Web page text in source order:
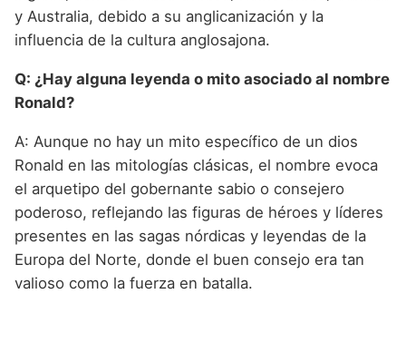
y Australia, debido a su anglicanización y la
influencia de la cultura anglosajona.
Q: ¿Hay alguna leyenda o mito asociado al nombre
Ronald?
A: Aunque no hay un mito específico de un dios
Ronald en las mitologías clásicas, el nombre evoca
el arquetipo del gobernante sabio o consejero
poderoso, reflejando las figuras de héroes y líderes
presentes en las sagas nórdicas y leyendas de la
Europa del Norte, donde el buen consejo era tan
valioso como la fuerza en batalla.